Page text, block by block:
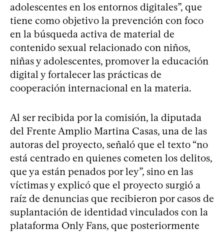
adolescentes en los entornos digitales”, que
tiene como objetivo la prevención con foco
en la búsqueda activa de material de
contenido sexual relacionado con niños,
niñas y adolescentes, promover la educación
digital y fortalecer las prácticas de
cooperación internacional en la materia.
Al ser recibida por la comisión, la diputada
del Frente Amplio Martina Casas, una de las
autoras del proyecto, señaló que el texto “no
está centrado en quienes cometen los delitos,
que ya están penados por ley”, sino en las
víctimas y explicó que el proyecto surgió a
raíz de denuncias que recibieron por casos de
suplantación de identidad vinculados con la
plataforma Only Fans, que posteriormente